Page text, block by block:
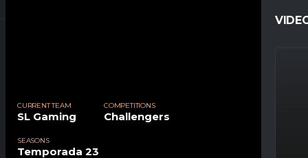
CURRENT TEAM
SL Gaming
COMPETITIONS
Challengers
SEASONS
Temporada 23